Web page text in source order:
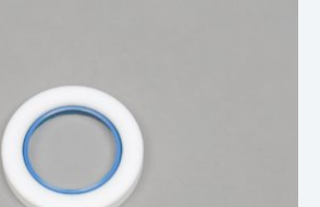
Underhållstips
Kontakt